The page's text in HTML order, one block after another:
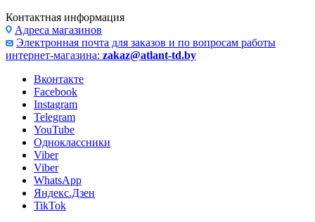
Контактная информация
Адреса магазинов
Электронная почта для заказов и по вопросам работы
интернет-магазина: zakaz@atlant-td.by
Вконтакте
Facebook
Instagram
Telegram
YouTube
Одноклассники
Viber
Viber
WhatsApp
Яндекс.Дзен
TikTok